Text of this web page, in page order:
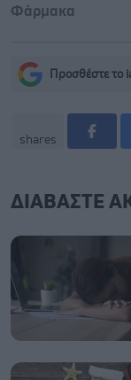
Φάρμακα
Προσθέστε το
shares
ΔΙΑΒΑΣΤΕ